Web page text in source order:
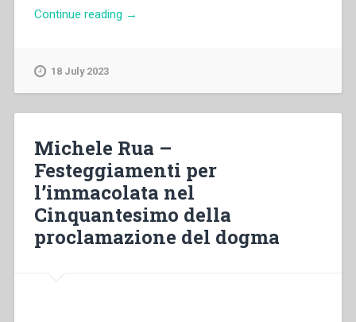
Continue reading “Paolo
Santuario
di
Maria
Ausiliatrice
in
Valdocco”
→
18 July 2023
Michele Rua –
Festeggiamenti per
l’immacolata nel
Cinquantesimo della
proclamazione del dogma